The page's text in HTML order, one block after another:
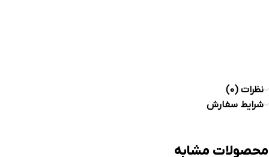
نظرات (0)
شرایط سفارش
محصولات مشابه